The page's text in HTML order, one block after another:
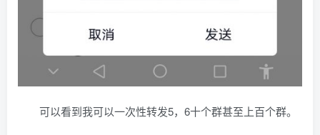
可以看到我可以一次性转发5，6十个群甚至上百个群。